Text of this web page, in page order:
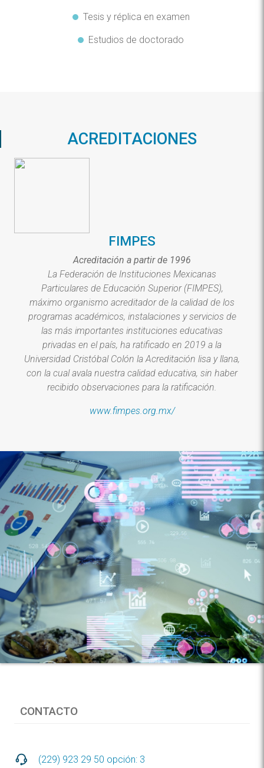
Tesis y réplica en examen
Estudios de doctorado
ACREDITACIONES
FIMPES
Acreditación a partir de 1996
La Federación de Instituciones Mexicanas
Particulares de Educación Superior (FIMPES),
máximo organismo acreditador de la calidad de los
programas académicos, instalaciones y servicios de
las más importantes instituciones educativas
privadas en el país, ha ratificado en 2019 a la
Universidad Cristóbal Colón la Acreditación lisa y llana,
con la cual avala nuestra calidad educativa, sin haber
recibido observaciones para la ratificación.
www.fimpes.org.mx/
CONTACTO
(229) 923 29 50 opción: 3